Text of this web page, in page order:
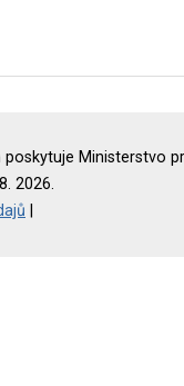
Ministerstvo
2026.